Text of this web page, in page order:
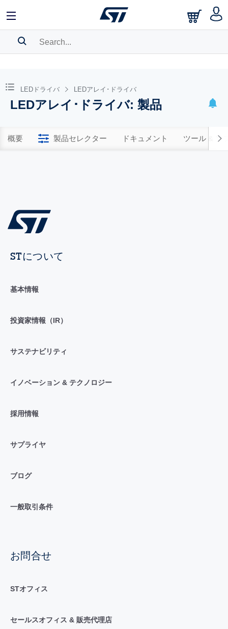
BOOKMARK
Please log into show your saved searches.
LEDドライバ LEDアレイ･ドライバ
LEDアレイ･ドライバ: 製品
概要 製品セレクター ドキュメント ツール & ソ
STについて
基本情報
投資家情報（IR）
サステナビリティ
イノベーション & テクノロジー
採用情報
サプライヤ
ブログ
一般取引条件
お問合せ
STオフィス
セールスオフィス & 販売代理店